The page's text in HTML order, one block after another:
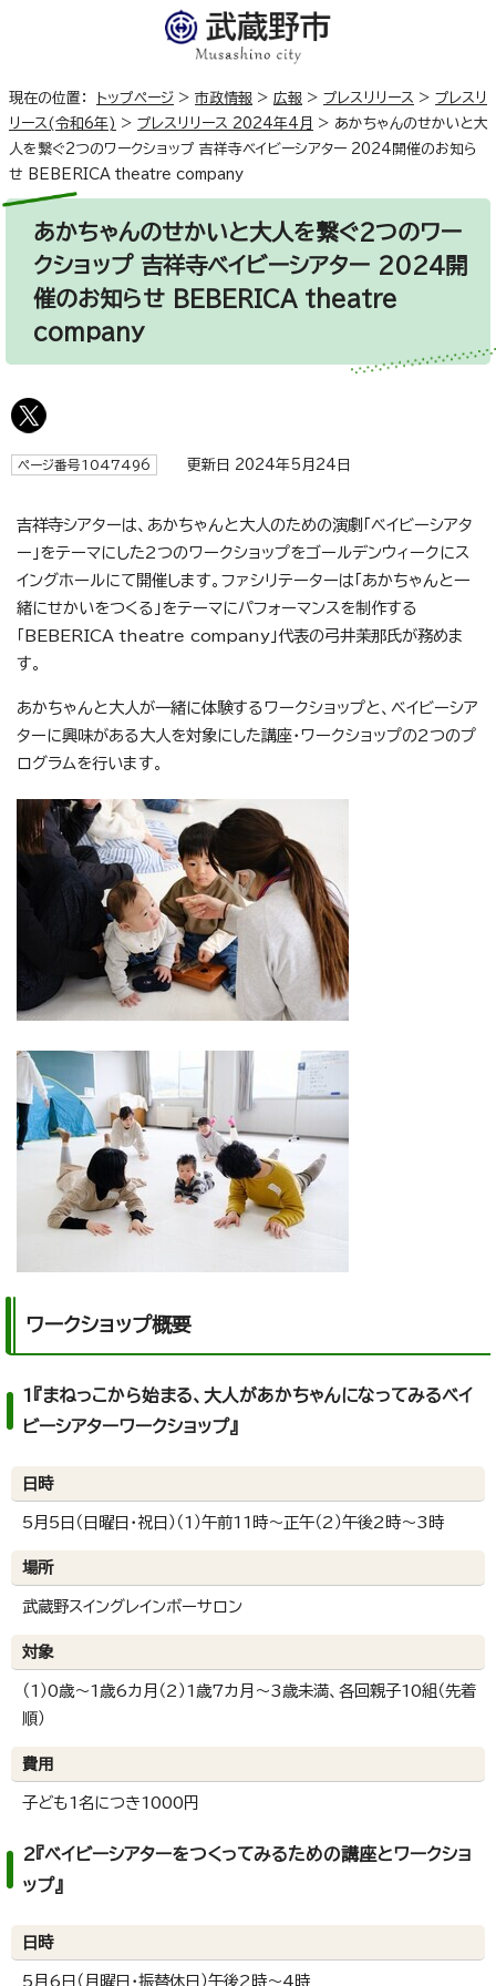
現在の位置： トップページ > 市政情報 > 広報 > プレスリリース > プレスリ
リース(令和6年) > プレスリリース 2024年4月 > あかちゃんのせかいと大
人を繋ぐ2つのワークショップ 吉祥寺ベイビーシアター 2024開催のお知ら
せ BEBERICA theatre company
あかちゃんのせかいと大人を繋ぐ2つのワー
クショップ 吉祥寺ベイビーシアター 2024開
催のお知らせ BEBERICA theatre
company
ページ番号1047496 更新日 2024年5月24日
吉祥寺シアターは、あかちゃんと大人のための演劇「ベイビーシアタ
ー」をテーマにした2つのワークショップをゴールデンウィークにス
イングホールにて開催します。ファシリテーターは「あかちゃんと一
緒にせかいをつくる」をテーマにパフォーマンスを制作する
「BEBERICA theatre company」代表の弓井茉那氏が務めま
す。
あかちゃんと大人が一緒に体験するワークショップと、ベイビーシア
ターに興味がある大人を対象にした講座・ワークショップの2つのプ
ログラムを行います。
ワークショップ概要
1『まねっこから始まる、大人があかちゃんになってみるベイ
ビーシアターワークショップ』
日時
5月5日（日曜日・祝日）（1）午前11時～正午（2）午後2時～3時
場所
武蔵野スイングレインボーサロン
対象
（1）0歳～1歳6カ月（2）1歳7カ月～3歳未満、各回親子10組（先着
順）
費用
子ども1名につき1000円
2『ベイビーシアターをつくってみるための講座とワークショ
ップ』
日時
5月6日（月曜日・振替休日）午後2時～4時